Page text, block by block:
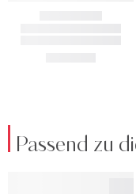
Passend zu